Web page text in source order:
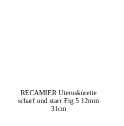
RECAMIER Uteruskürette
scharf und starr Fig.5 12mm
31cm